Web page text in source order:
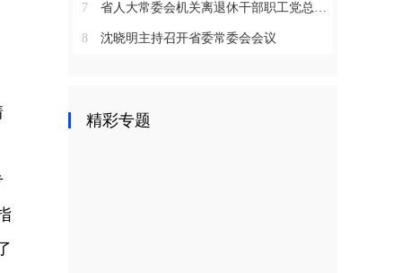
7 省人大常委会机关离退休干部职工党总支召开2025年度总结表彰大会
8 沈晓明主持召开省委常委会会议
精彩专题